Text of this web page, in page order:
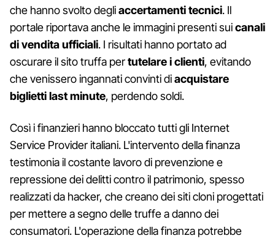
che hanno svolto degliaccertamenti tecnici. Il
portale riportava anche le immagini presenti suicanali
di vendita ufficiali. I risultati hanno portato ad
oscurare il sito truffa pertutelare i clienti, evitando
che venissero ingannati convinti diacquistare
biglietti last minute, perdendo soldi.
Così i finanzieri hanno bloccato tutti gli Internet
Service Provider italiani. L'intervento della finanza
testimonia il costante lavoro di prevenzione e
repressione dei delitti contro il patrimonio, spesso
realizzati da hacker, che creano dei siti cloni progettati
per mettere a segno delle truffe a danno dei
consumatori. L'operazione della finanza potrebbe